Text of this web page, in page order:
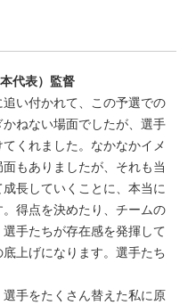
代表）監督
い付かれて、この予選での
ねない場面でしたが、選手
くれました。なかなかイメ
もありましたが、それも当
長していくことに、本当に
得点を決めたり、チームの
手たちが存在感を発揮して
上げになります。選手たち
手をたくさん替えた私に原